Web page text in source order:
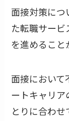
面接対策につ
た転職サー
を進めること
面接において
ートキャリ
とりに合わ